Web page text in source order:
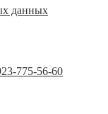
данных
775-56-60